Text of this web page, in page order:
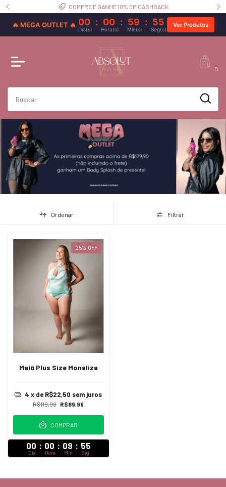
COMPRE E GANHE 10% EM CASHBACK
🔥 MEGA OUTLET 🔥 00 : 00 : 59 : 55
Dia(s) Hora(s) Min(s) Seg(s)
Ver Produtos
0
Ordenar Filtrar
25% OFF
Maiô Plus Size Monaliza
R$119,99 R$89,99
4 x de R$22,50 sem juros
COMPRAR
00 : 00 : 09 : 55
Dia Hora Min Seg